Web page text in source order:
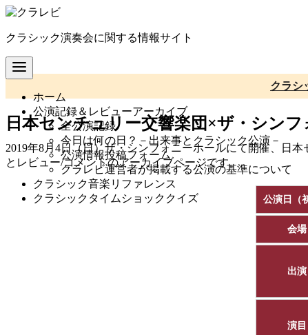
コ
テ
ン
ツ
移
動
クラシック演奏会に関する情報サイト
ホーム
公演記録＆レビューアーカイブ
全公演記録
今日は何の日？－出来事とクラシック公演－
公演情報投稿フォーム
クラレビ運営者が掲載する公演の基準について
クラシック音楽リファレンス
クラシックタイムショッククイズ
クラシ
日本センチュリー交響楽団×ザ・シン
2019年8月4日（日）ザ・シンフォニーホールにて開催、日
とレビュー/コメントのアーカイブページです。
公演日（
会場
出演
演目